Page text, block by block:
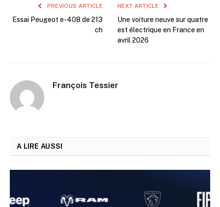
PREVIOUS ARTICLE
Essai Peugeot e-408 de 213
ch
NEXT ARTICLE
Une voiture neuve sur quatre
est électrique en France en
avril 2026
François Tessier
A LIRE AUSSI